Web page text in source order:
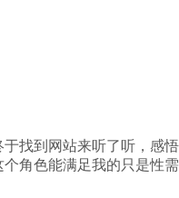
找到网站来听了听，感
角色能满足我的只是性